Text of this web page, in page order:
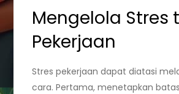
Mengelola Stres
Pekerjaan
Stres pekerjaan dapat diatasi
cara. Pertama, menetapkan